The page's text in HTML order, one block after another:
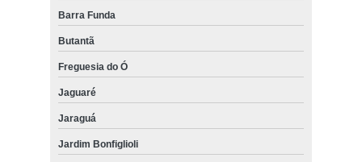
Barra Funda
Butantã
Freguesia do Ó
Jaguaré
Jaraguá
Jardim Bonfiglioli